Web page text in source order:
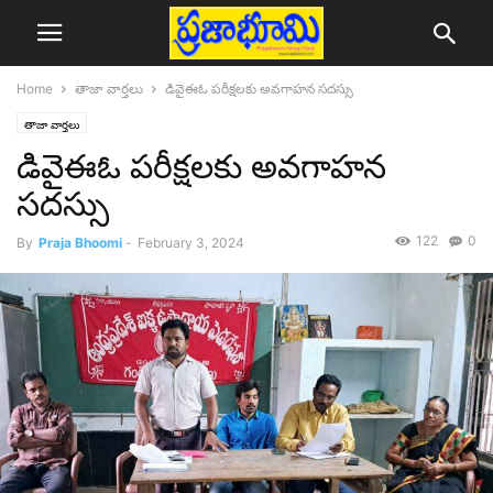
Home తాజా వార్తలు డివైఈఓ పరీక్షలకు అవగాహన సదస్సు
తాజా వార్తలు
డివైఈఓ పరీక్షలకు అవగాహన
సదస్సు
By Praja Bhoomi - February 3, 2024 0
122